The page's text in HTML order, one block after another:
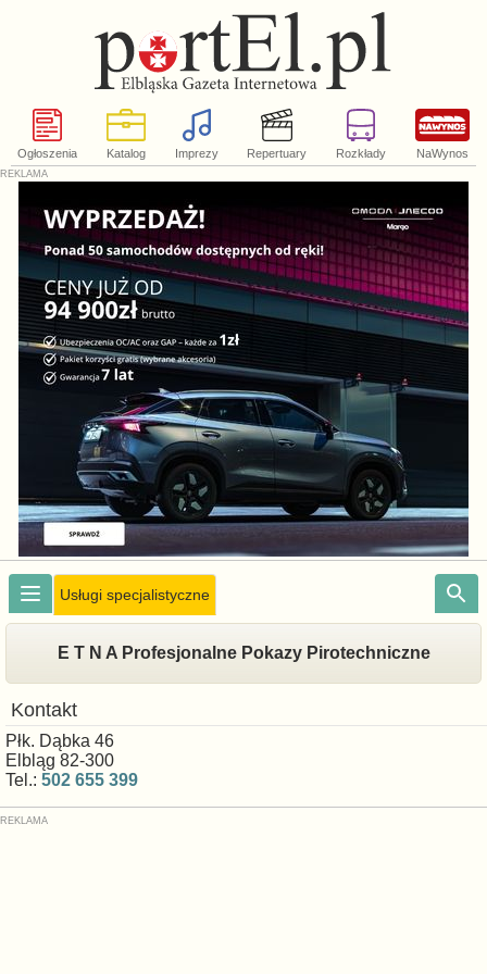
Ogłoszenia Katalog Imprezy Repertuary Rozkłady NaWynos
Usługi specjalistyczne
E T N A Profesjonalne Pokazy Pirotechniczne
Kontakt
Płk. Dąbka 46
Elbląg 82-300
Tel.: 502 655 399